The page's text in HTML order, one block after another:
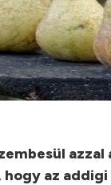
az addigi